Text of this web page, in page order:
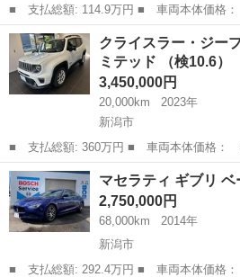
■ 支払総額: 114.9万円 ■ 車両本体価格： 999,000 円 ■ メーカー
名： フォード ■ 車種名： エクスプロ
ＸＬＴエクスクルーシブ 特別仕様車 サ
ト シート...
新潟 新潟市 その他
クライスラー・ジー
ミテッド （検10.6）
3,450,000円
20,000km
2023年
新潟市
■ 支払総額: 360万円 ■ 車両本体価格： 3,450,000 円 ■ メーカー
名： クライスラー・ジープ ■ 車種名
グレード名： リミテッド ■ 排気量：
新潟 新潟市
マセラティ ギブリ ベ
2,750,000円
68,000km
2014年
新潟市
■ 支払総額: 292.4万円 ■ 車両本体価格： 2,750,000 円 ■ メーカ